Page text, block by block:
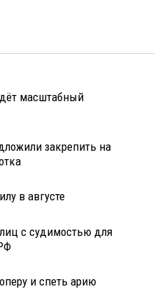
масштабный
закрепить на
в августе
с судимостью для
и спеть арию